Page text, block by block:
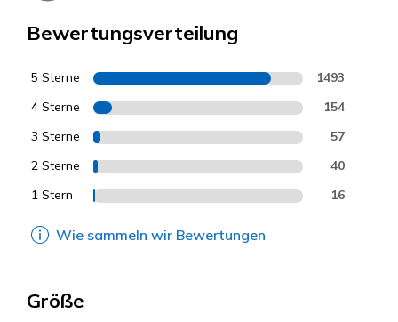
Bewertungsverteilung
5 Sterne 1493
4 Sterne 154
3 Sterne 57
2 Sterne 40
1 Stern 16
Wie sammeln wir Bewertungen
Größe